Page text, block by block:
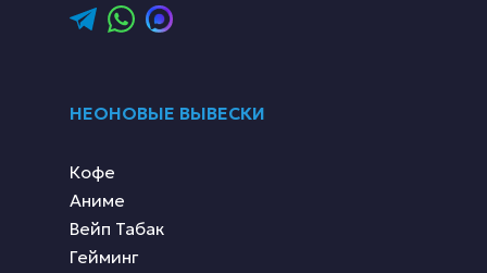
НЕОНОВЫЕ ВЫВЕСКИ
Кофе
Аниме
Вейп Табак
Гейминг